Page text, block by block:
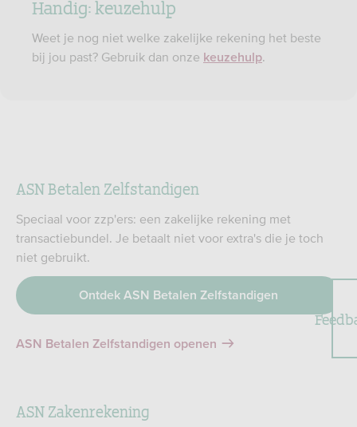
Handig: keuzehulp
Weet je nog niet welke zakelijke rekening het beste
bij jou past? Gebruik dan onze keuzehulp.
ASN Betalen Zelfstandigen
Speciaal voor zzp'ers: een zakelijke rekening met
transactiebundel. Je betaalt niet voor extra's die je toch
niet gebruikt.
Ontdek ASN Betalen Zelfstandigen
ASN Betalen Zelfstandigen openen
ASN Zakenrekening